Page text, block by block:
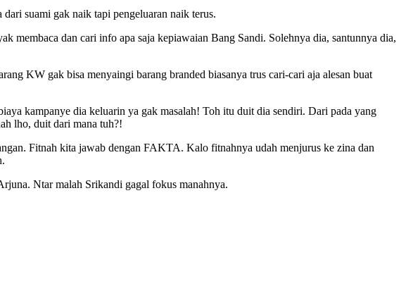
suami gak naik tapi pengeluaran naik terus.
membaca dan cari info apa saja kepiawaian Bang Sandi. Solehnya dia, santunnya dia,
KW gak bisa menyaingi barang branded biasanya trus cari-cari aja alesan buat
kampanye dia keluarin ya gak masalah! Toh itu duit dia sendiri. Dari pada yang
lho, duit dari mana tuh?!
Fitnah kita jawab dengan FAKTA. Kalo fitnahnya udah menjurus ke zina dan
Ntar malah Srikandi gagal fokus manahnya.